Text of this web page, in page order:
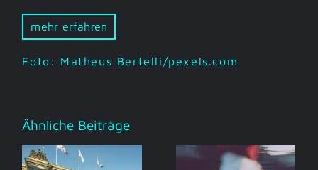
mehr erfahren
Foto: Matheus Bertelli/pexels.com
Ähnliche Beiträge